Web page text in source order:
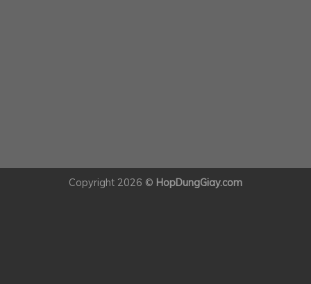
Copyright 2026 © HopDungGiay.com